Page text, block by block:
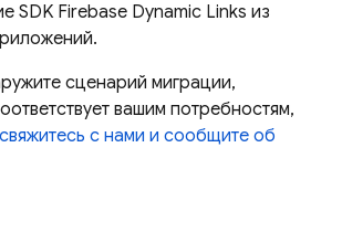
SDK Firebase Dynamic Links из
сценарий миграции,
вашим потребностям,
с нами и сообщите об